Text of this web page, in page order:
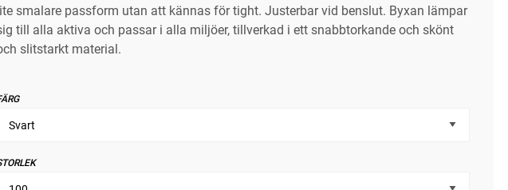
smalare passform utan att kännas för tight. Justerbar vid benslut. Byxan lämpar
till alla aktiva och passar i alla miljöer, tillverkad i ett snabbtorkande och skönt
slitstarkt material.